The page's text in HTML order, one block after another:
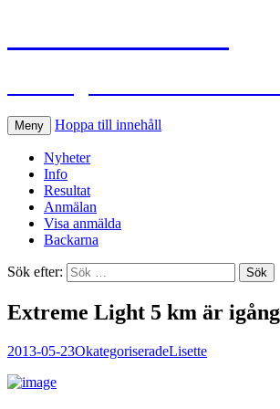
Meny Hoppa till innehåll
Nyheter
Info
Resultat
Anmälan
Visa anmälda
Backarna
Sök efter:
Extreme Light 5 km är igång
2013-05-23OkategoriseradeLisette